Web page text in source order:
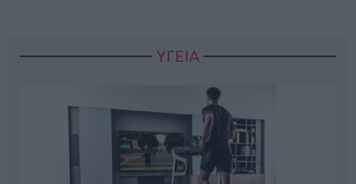
ΥΓΕΙΑ